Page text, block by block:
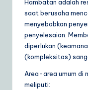
Hambatan adalah
saat berusaha
menyebabkan
penyelesaian.
diperlukan
(kompleksitas)
Area-area umum di
meliputi: